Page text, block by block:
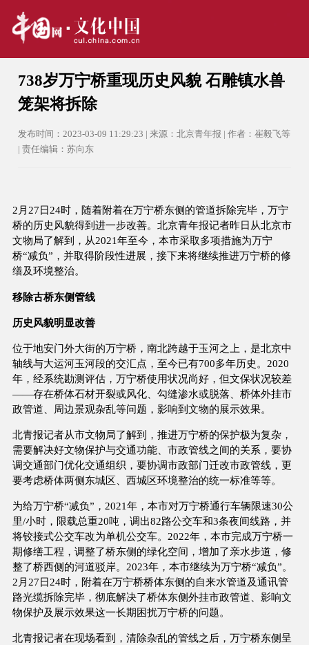
738岁万宁桥重现历史风貌 石雕镇水兽
笼架将拆除
发布时间：2023-03-09 11:29:23 | 来源：北京青年报 | 作者：崔毅飞等
| 责任编辑：苏向东
2月27日24时，随着附着在万宁桥东侧的管道拆除完毕，万宁
桥的历史风貌得到进一步改善。北京青年报记者昨日从北京市
文物局了解到，从2021年至今，本市采取多项措施为万宁
桥“减负”，并取得阶段性进展，接下来将继续推进万宁桥的修
缮及环境整治。
移除古桥东侧管线
历史风貌明显改善
位于地安门外大街的万宁桥，南北跨越于玉河之上，是北京中
轴线与大运河玉河段的交汇点，至今已有700多年历史。2020
年，经系统勘测评估，万宁桥使用状况尚好，但文保状况较差
——存在桥体石材开裂或风化、勾缝渗水或脱落、桥体外挂市
政管道、周边景观杂乱等问题，影响到文物的展示效果。
北青报记者从市文物局了解到，推进万宁桥的保护极为复杂，
需要解决好文物保护与交通功能、市政管线之间的关系，要协
调交通部门优化交通组织，要协调市政部门迁改市政管线，更
要考虑桥体两侧东城区、西城区环境整治的统一标准等等。
为给万宁桥“减负”，2021年，本市对万宁桥通行车辆限速30公
里/小时，限载总重20吨，调出82路公交车和3条夜间线路，并
将铰接式公交车改为单机公交车。2022年，本市完成万宁桥一
期修缮工程，调整了桥东侧的绿化空间，增加了亲水步道，修
整了桥西侧的河道驳岸。2023年，本市继续为万宁桥“减负”。
2月27日24时，附着在万宁桥桥体东侧的自来水管道及通讯管
路光缆拆除完毕，彻底解决了桥体东侧外挂市政管道、影响文
物保护及展示效果这一长期困扰万宁桥的问题。
北青报记者在现场看到，清除杂乱的管线之后，万宁桥东侧呈